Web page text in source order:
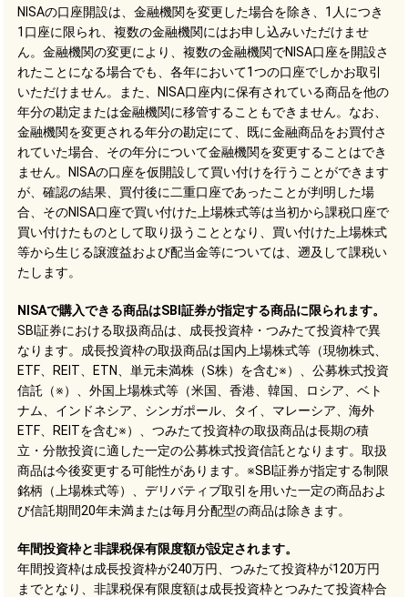
NISAの口座開設は、金融機関を変更した場合を除き、1人につき
1口座に限られ、複数の金融機関にはお申し込みいただけませ
ん。金融機関の変更により、複数の金融機関でNISA口座を開設さ
れたことになる場合でも、各年において1つの口座でしかお取引
いただけません。また、NISA口座内に保有されている商品を他の
年分の勘定または金融機関に移管することもできません。なお、
金融機関を変更される年分の勘定にて、既に金融商品をお買付さ
れていた場合、その年分について金融機関を変更することはでき
ません。NISAの口座を仮開設して買い付けを行うことができます
が、確認の結果、買付後に二重口座であったことが判明した場
合、そのNISA口座で買い付けた上場株式等は当初から課税口座で
買い付けたものとして取り扱うこととなり、買い付けた上場株式
等から生じる譲渡益および配当金等については、遡及して課税い
たします。
NISAで購入できる商品はSBI証券が指定する商品に限られます。
SBI証券における取扱商品は、成長投資枠・つみたて投資枠で異
なります。成長投資枠の取扱商品は国内上場株式等（現物株式、
ETF、REIT、ETN、単元未満株（S株）を含む※）、公募株式投資
信託（※）、外国上場株式等（米国、香港、韓国、ロシア、ベト
ナム、インドネシア、シンガポール、タイ、マレーシア、海外
ETF、REITを含む※）、つみたて投資枠の取扱商品は長期の積
立・分散投資に適した一定の公募株式投資信託となります。取扱
商品は今後変更する可能性があります。※SBI証券が指定する制限
銘柄（上場株式等）、デリバティブ取引を用いた一定の商品およ
び信託期間20年未満または毎月分配型の商品は除きます。
年間投資枠と非課税保有限度額が設定されます。
年間投資枠は成長投資枠が240万円、つみたて投資枠が120万円
までとなり、非課税保有限度額は成長投資枠とつみたて投資枠合